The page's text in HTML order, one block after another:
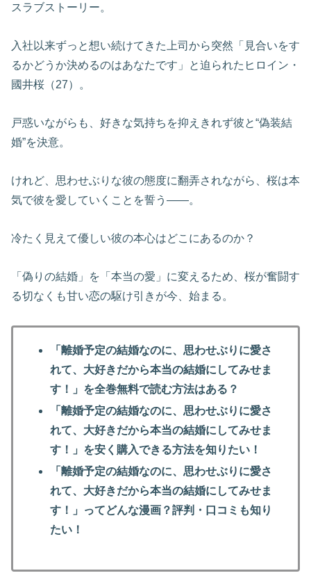
スラブストーリー。
入社以来ずっと想い続けてきた上司から突然「見合いをす
るかどうか決めるのはあなたです」と迫られたヒロイン・
國井桜（27）。
戸惑いながらも、好きな気持ちを抑えきれず彼と“偽装結
婚”を決意。
けれど、思わせぶりな彼の態度に翻弄されながら、桜は本
気で彼を愛していくことを誓う――。
冷たく見えて優しい彼の本心はどこにあるのか？
「偽りの結婚」を「本当の愛」に変えるため、桜が奮闘す
る切なくも甘い恋の駆け引きが今、始まる。
「離婚予定の結婚なのに、思わせぶりに愛さ
れて、大好きだから本当の結婚にしてみせま
す！」を全巻無料で読む方法はある？
「離婚予定の結婚なのに、思わせぶりに愛さ
れて、大好きだから本当の結婚にしてみせま
す！」を安く購入できる方法を知りたい！
「離婚予定の結婚なのに、思わせぶりに愛さ
れて、大好きだから本当の結婚にしてみせま
す！」ってどんな漫画？評判・口コミも知り
たい！